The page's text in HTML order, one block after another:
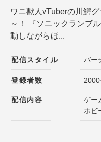
登録者数
ワニ獣人vTuberの川鰐
～！ 『ソニックランブ
動しながらほ...
配信スタイル バー
登録者数
配信内容
ゲー
ホビ